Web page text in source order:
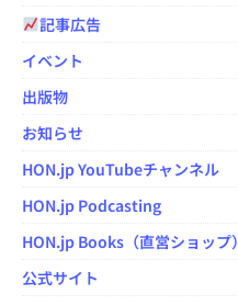
記事広告
イベント
出版物
お知らせ
HON.jp YouTubeチャンネル
HON.jp Podcasting
HON.jp Books（直営ショップ）
公式サイト